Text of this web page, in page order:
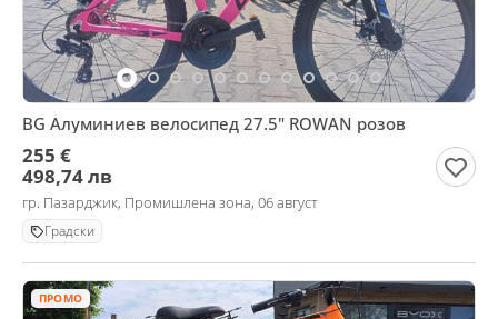
BG Алуминиев велосипед 27.5" ROWAN розов
255 €
498,74 лв
гр. Пазарджик, Промишлена зона, 06 август
Градски
ПРОМО